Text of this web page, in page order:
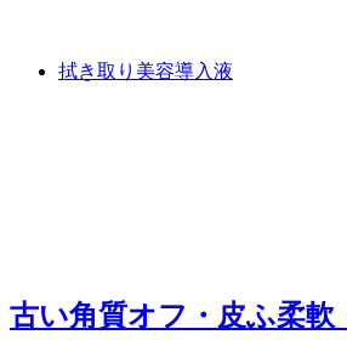
拭き取り美容導入液
古い角質オフ・皮ふ柔軟